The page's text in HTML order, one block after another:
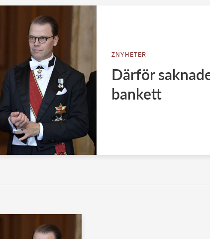
ZNYHETER
Därför
bankett